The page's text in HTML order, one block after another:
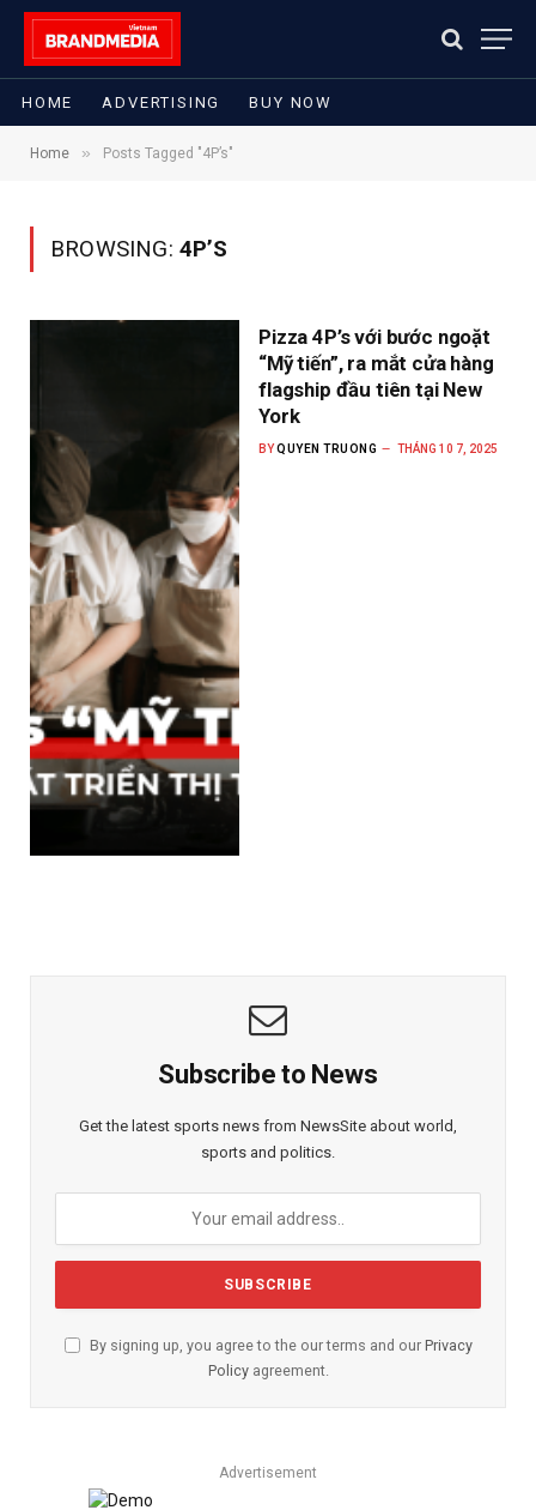
HOME ADVERTISING BUY NOW
Home » Posts Tagged "4P’s"
BROWSING: 4P’S
Pizza 4P’s với bước ngoặt
“Mỹ tiến”, ra mắt cửa hàng
flagship đầu tiên tại New
York
BYQUYEN TRUONG THÁNG 10 7, 2025
Subscribe to News
Get the latest sports news from NewsSite about world,
sports and politics.
By signing up, you agree to the our terms and our Privacy
Policyagreement.
Advertisement